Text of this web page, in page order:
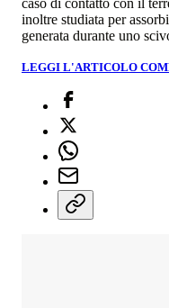
caso di contatto con il
inoltre studiata per
generata durante uno
LEGGI L'ARTICOLO